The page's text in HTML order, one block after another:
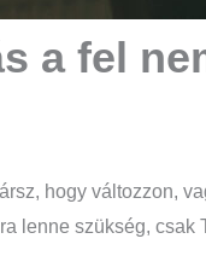
a fel
hogy változzon,
lenne szükség, csak